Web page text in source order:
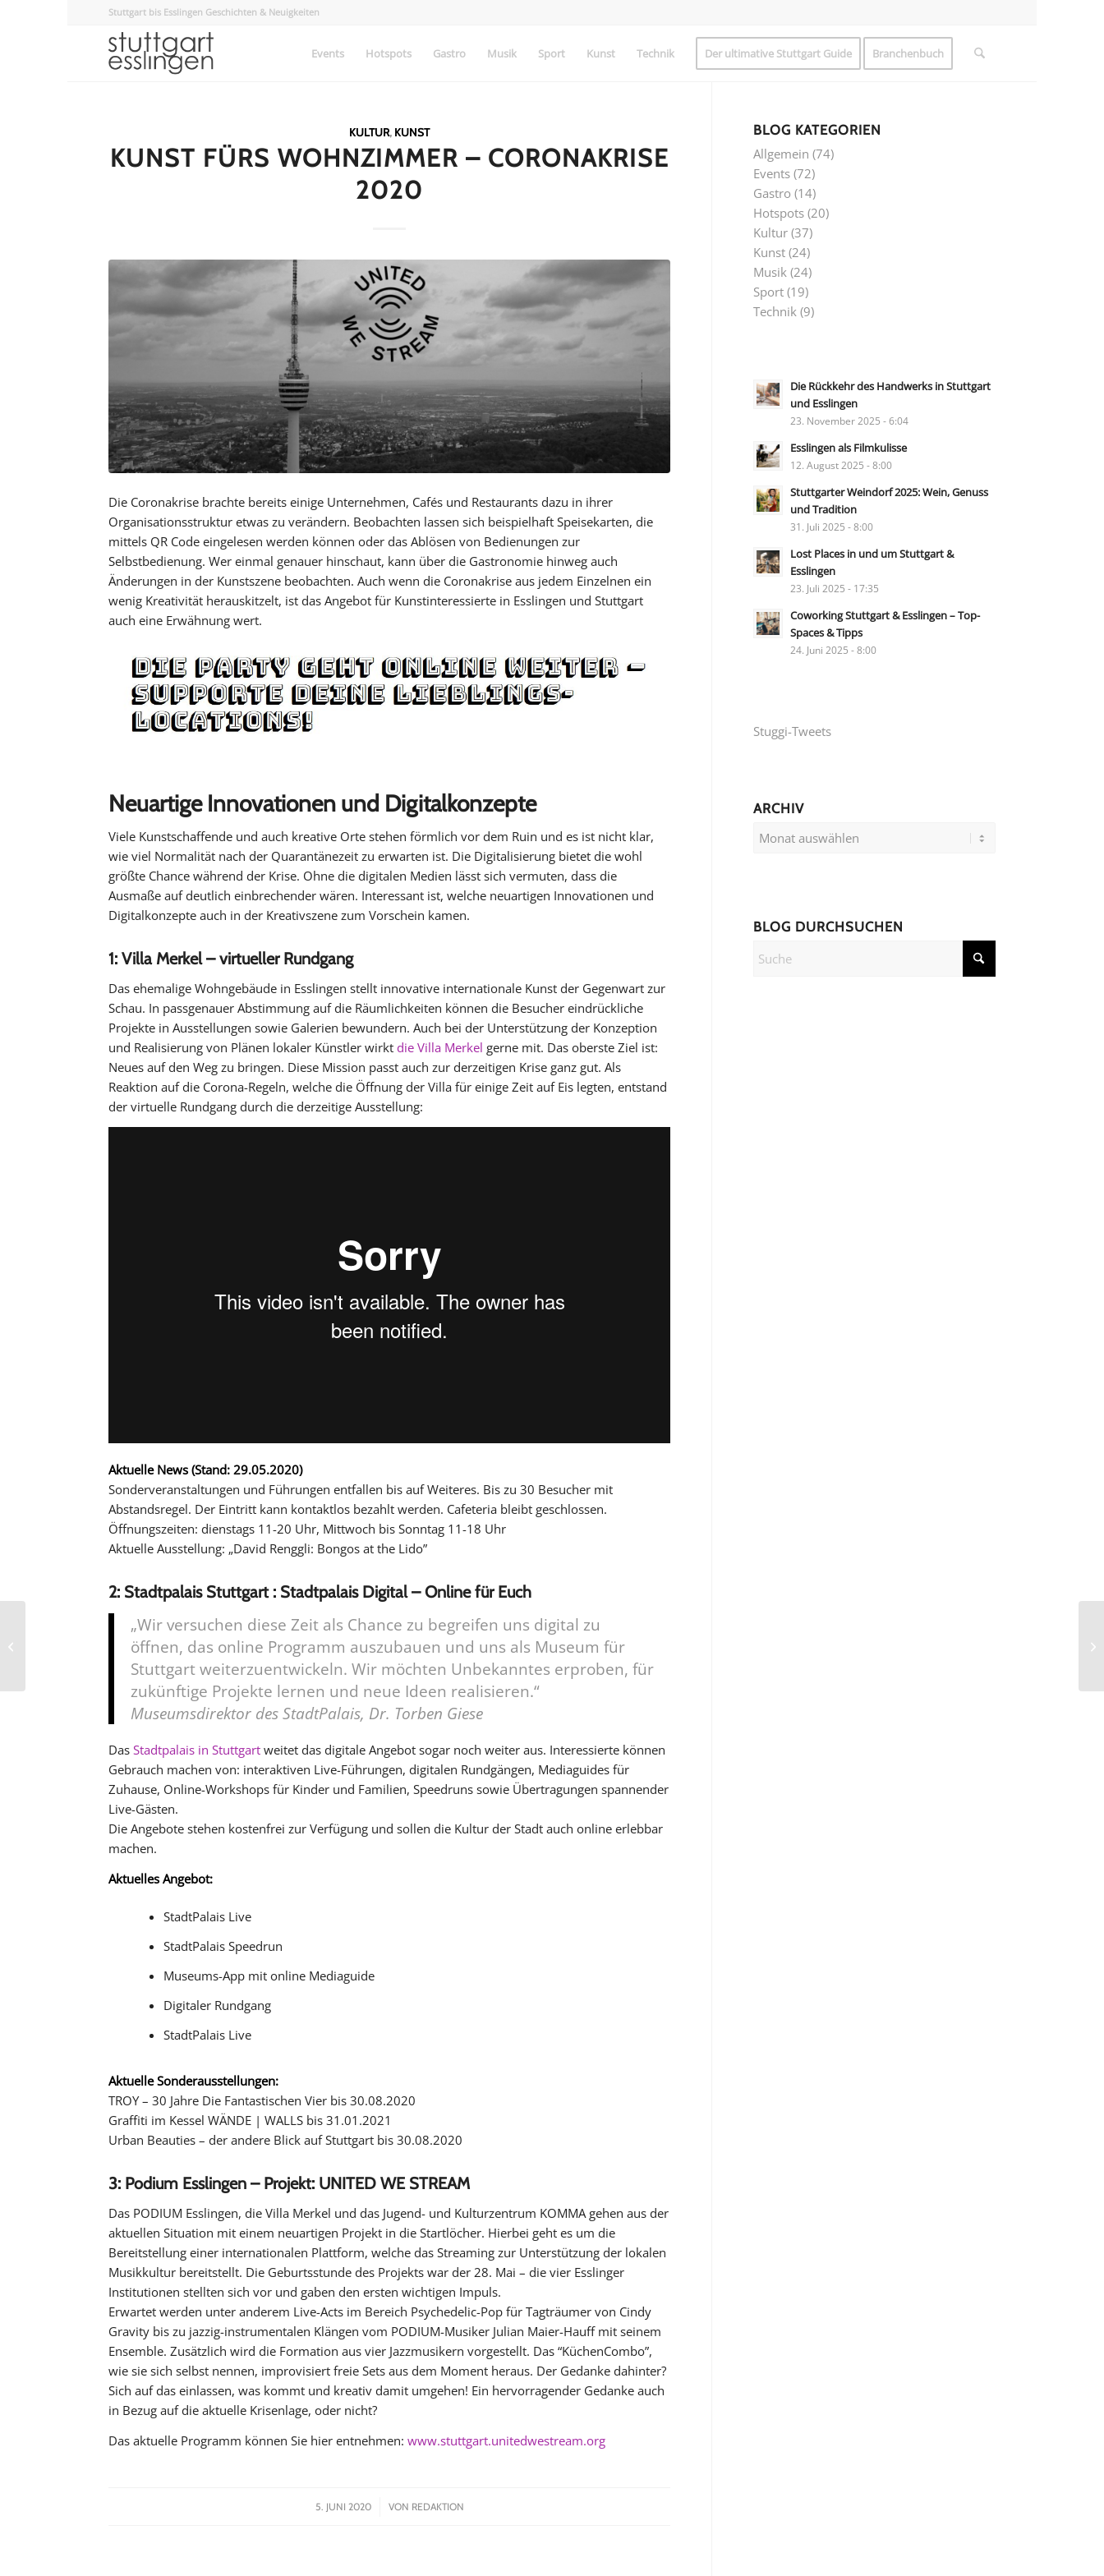
Stuttgart bis Esslingen Geschichten & Neuigkeiten
Events Hotspots Gastro Musik Sport Kunst Technik Der ultimative Stuttgart Guide Branchenbuch
KULTUR, KUNST
KUNST FÜRS WOHNZIMMER – CORONAKRISE
2020
Die Coronakrise brachte bereits einige Unternehmen, Cafés und Restaurants dazu in ihrer
Organisationsstruktur etwas zu verändern. Beobachten lassen sich beispielhaft Speisekarten, die
mittels QR Code eingelesen werden können oder das Ablösen von Bedienungen zur
Selbstbedienung. Wer einmal genauer hinschaut, kann über die Gastronomie hinweg auch
Änderungen in der Kunstszene beobachten. Auch wenn die Coronakrise aus jedem Einzelnen ein
wenig Kreativität herauskitzelt, ist das Angebot für Kunstinteressierte in Esslingen und Stuttgart
auch eine Erwähnung wert.
Neuartige Innovationen und Digitalkonzepte
Viele Kunstschaffende und auch kreative Orte stehen förmlich vor dem Ruin und es ist nicht klar,
wie viel Normalität nach der Quarantänezeit zu erwarten ist. Die Digitalisierung bietet die wohl
größte Chance während der Krise. Ohne die digitalen Medien lässt sich vermuten, dass die
Ausmaße auf deutlich einbrechender wären. Interessant ist, welche neuartigen Innovationen und
Digitalkonzepte auch in der Kreativszene zum Vorschein kamen.
1: Villa Merkel – virtueller Rundgang
Das ehemalige Wohngebäude in Esslingen stellt innovative internationale Kunst der Gegenwart zur
Schau. In passgenauer Abstimmung auf die Räumlichkeiten können die Besucher eindrückliche
Projekte in Ausstellungen sowie Galerien bewundern. Auch bei der Unterstützung der Konzeption
und Realisierung von Plänen lokaler Künstler wirkt die Villa Merkel gerne mit. Das oberste Ziel ist:
Neues auf den Weg zu bringen. Diese Mission passt auch zur derzeitigen Krise ganz gut. Als
Reaktion auf die Corona-Regeln, welche die Öffnung der Villa für einige Zeit auf Eis legten, entstand
der virtuelle Rundgang durch die derzeitige Ausstellung:
Aktuelle News (Stand: 29.05.2020)
Sonderveranstaltungen und Führungen entfallen bis auf Weiteres. Bis zu 30 Besucher mit
Abstandsregel. Der Eintritt kann kontaktlos bezahlt werden. Cafeteria bleibt geschlossen.
Öffnungszeiten: dienstags 11-20 Uhr, Mittwoch bis Sonntag 11-18 Uhr
Aktuelle Ausstellung: „David Renggli: Bongos at the Lido”
2: Stadtpalais Stuttgart : Stadtpalais Digital – Online für Euch
„Wir versuchen diese Zeit als Chance zu begreifen uns digital zu
öffnen, das online Programm auszubauen und uns als Museum für
Stuttgart weiterzuentwickeln. Wir möchten Unbekanntes erproben, für
zukünftige Projekte lernen und neue Ideen realisieren.“
Museumsdirektor des StadtPalais, Dr. Torben Giese
Das Stadtpalais in Stuttgart weitet das digitale Angebot sogar noch weiter aus. Interessierte können
Gebrauch machen von: interaktiven Live-Führungen, digitalen Rundgängen, Mediaguides für
Zuhause, Online-Workshops für Kinder und Familien, Speedruns sowie Übertragungen spannender
Live-Gästen.
Die Angebote stehen kostenfrei zur Verfügung und sollen die Kultur der Stadt auch online erlebbar
machen.
Aktuelles Angebot:
StadtPalais Live
StadtPalais Speedrun
Museums-App mit online Mediaguide
Digitaler Rundgang
StadtPalais Live
Aktuelle Sonderausstellungen:
TROY – 30 Jahre Die Fantastischen Vier bis 30.08.2020
Graffiti im Kessel WÄNDE | WALLS bis 31.01.2021
Urban Beauties – der andere Blick auf Stuttgart bis 30.08.2020
3: Podium Esslingen – Projekt: UNITED WE STREAM
Das PODIUM Esslingen, die Villa Merkel und das Jugend- und Kulturzentrum KOMMA gehen aus der
aktuellen Situation mit einem neuartigen Projekt in die Startlöcher. Hierbei geht es um die
Bereitstellung einer internationalen Plattform, welche das Streaming zur Unterstützung der lokalen
Musikkultur bereitstellt. Die Geburtsstunde des Projekts war der 28. Mai – die vier Esslinger
Institutionen stellten sich vor und gaben den ersten wichtigen Impuls.
Erwartet werden unter anderem Live-Acts im Bereich Psychedelic-Pop für Tagträumer von Cindy
Gravity bis zu jazzig-instrumentalen Klängen vom PODIUM-Musiker Julian Maier-Hauff mit seinem
Ensemble. Zusätzlich wird die Formation aus vier Jazzmusikern vorgestellt. Das “KüchenCombo”,
wie sie sich selbst nennen, improvisiert freie Sets aus dem Moment heraus. Der Gedanke dahinter?
Sich auf das einlassen, was kommt und kreativ damit umgehen! Ein hervorragender Gedanke auch
in Bezug auf die aktuelle Krisenlage, oder nicht?
Das aktuelle Programm können Sie hier entnehmen: www.stuttgart.unitedwestream.org
5. JUNI 2020
/ VON REDAKTION
BLOG KATEGORIEN
Allgemein (74)
Events (72)
Gastro (14)
Hotspots (20)
Kultur (37)
Kunst (24)
Musik (24)
Sport (19)
Technik (9)
Die Rückkehr des Handwerks in Stuttgart
und Esslingen
23. November 2025 - 6:04
Esslingen als Filmkulisse
12. August 2025 - 8:00
Stuttgarter Weindorf 2025: Wein, Genuss
und Tradition
31. Juli 2025 - 8:00
Lost Places in und um Stuttgart &
Esslingen
23. Juli 2025 - 17:35
Coworking Stuttgart & Esslingen – Top-
Spaces & Tipps
24. Juni 2025 - 8:00
Stuggi-Tweets
ARCHIV
BLOG DURCHSUCHEN
Entdeckungstour in der
Stuttgarter Markthalle